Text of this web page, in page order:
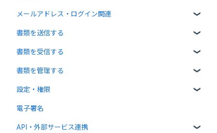
無料プラン
有料プラン
無料オプション
有料オプション
連携プラン
メールアドレス・ログイン関連
ログイン関連
書類を送信する
書類のアップロード・編集
宛先設定
一括送信
送信時の設定
送信後の操作
書類を受信する
受信者ガイド
書類の受信
書類を管理する
書類の確認
書類情報の入力
書類インポート
設定・権限
個人設定
管理者向け設定
電子署名
API・外部サービス連携